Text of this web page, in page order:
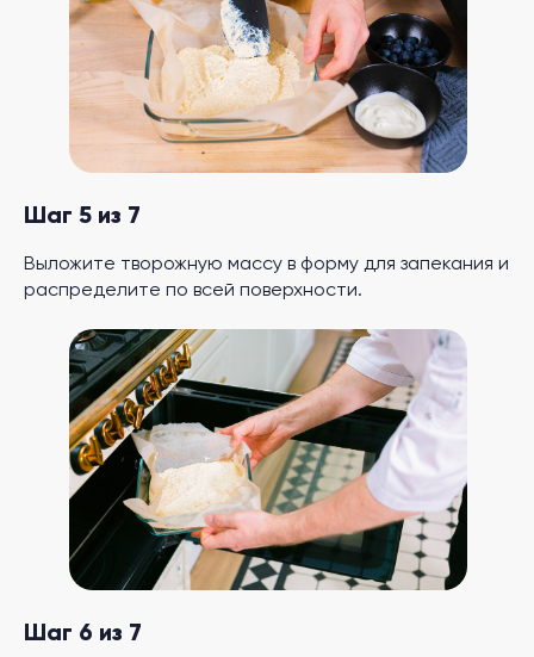
Шаг 5 из 7
Выложите творожную массу в форму для запекания и
распределите по всей поверхности.
Шаг 6 из 7